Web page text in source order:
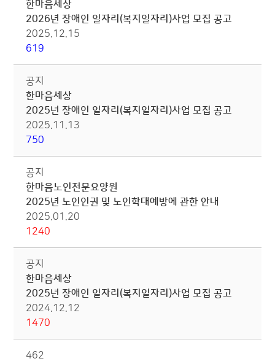
한마음세상
2026년 장애인 일자리(복지일자리)사업 모집 공고
2025.12.15
619
공지
한마음세상
2025년 장애인 일자리(복지일자리)사업 모집 공고
2025.11.13
750
공지
한마음노인전문요양원
2025년 노인인권 및 노인학대예방에 관한 안내
2025.01.20
1240
공지
한마음세상
2025년 장애인 일자리(복지일자리)사업 모집 공고
2024.12.12
1470
462